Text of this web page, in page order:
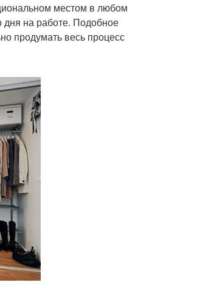
местом в любом
дня на работе. Подобное
продумать весь процесс